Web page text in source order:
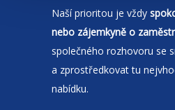
Naší prioritou je vždy
nebo zájemkyně o
společného rozhovoru se
a zprostředkovat tu
nabídku.